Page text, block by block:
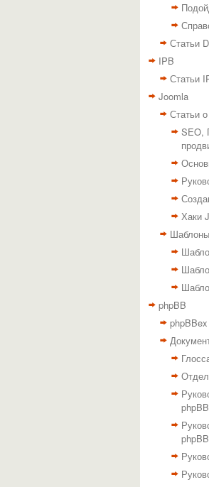
Статьи
IPB
Статьи
Joomla
Статьи
SEO,
Хаки
phpBB
phpBBex
phpBB
phpBB